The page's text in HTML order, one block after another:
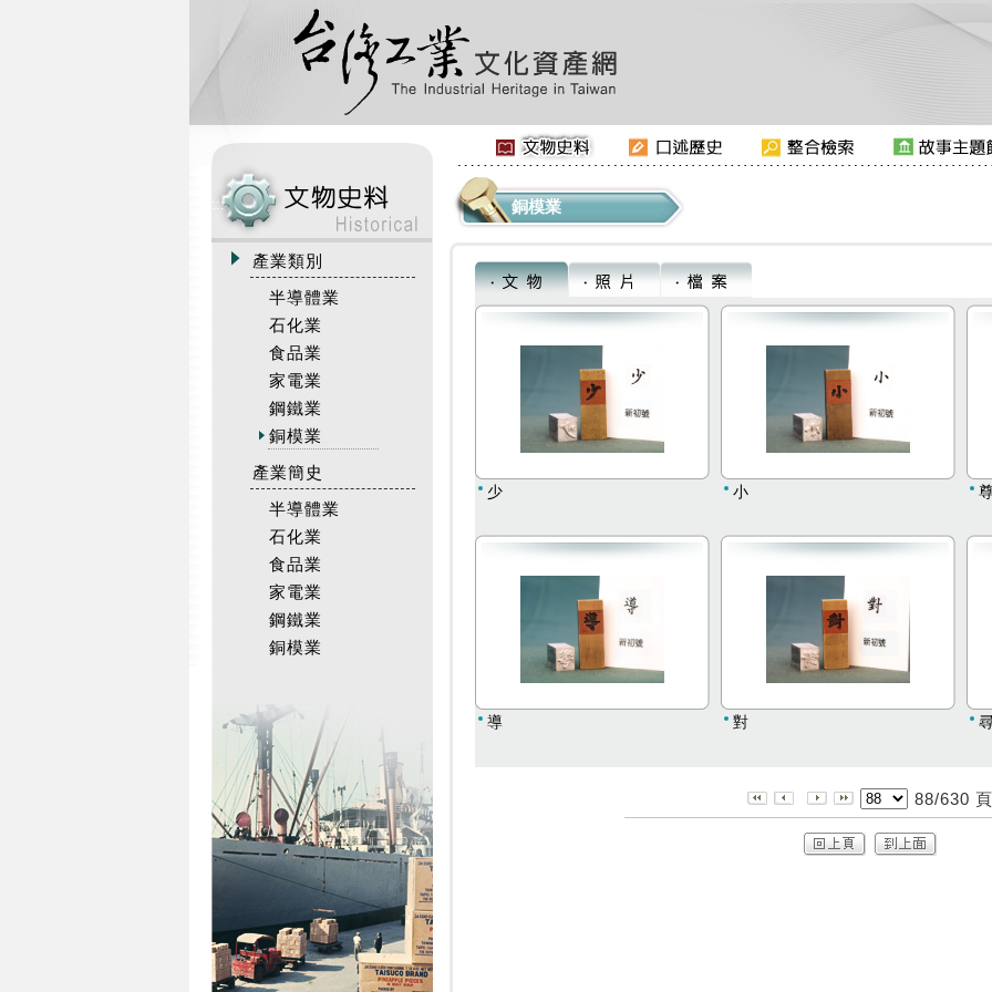
:::
產業類別
半導體業
石化業
食品業
家電業
鋼鐵業
銅模業
產業簡史
半導體業
石化業
食品業
家電業
鋼鐵業
銅模業
銅模業
少 小
導 對
88/630 頁